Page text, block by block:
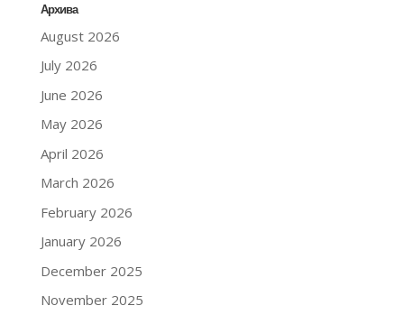
Архива
August 2026
July 2026
June 2026
May 2026
April 2026
March 2026
February 2026
January 2026
December 2025
November 2025